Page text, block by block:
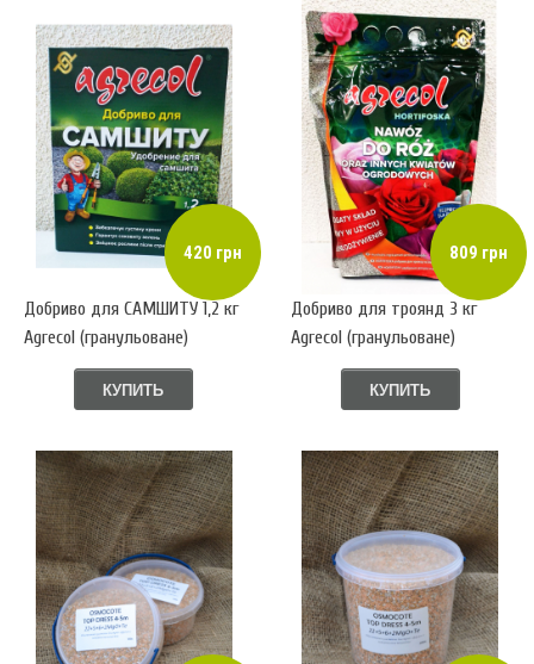
420 грн
Добриво для САМШИТУ 1,2 кг
Аgrecol (гранульоване)
КУПИТЬ
809 грн
Добриво для троянд 3 кг
Аgrecol (гранульоване)
КУПИТЬ